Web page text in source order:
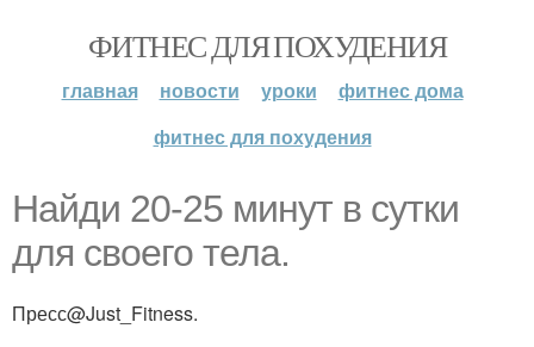
ФИТНЕС ДЛЯ ПОХУДЕНИЯ
главная новости уроки
фитнес дома
фитнес для похудения
Найди 20-25 минут в сутки
для своего тела.
Пресс@Just_Fitness.